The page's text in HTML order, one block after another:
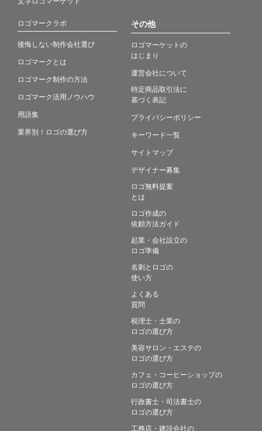
ロゴマークラボ
後悔しない制作会社選び
ロゴマークとは
ロゴマーク制作の方法
ロゴマーク活用ノウハウ
用語集
業界別！ロゴの選び方
その他
ロゴマーケットの
はじまり
運営会社について
特定商品取引法に
基づく表記
プライバシーポリシー
キーワード一覧
サイトマップ
デザイナー募集
ロゴ無料提案
とは
ロゴ作成の
依頼方法ガイド
起業・会社設立の
ロゴ準備
名刺とロゴの
使い方
よくある
質問
税理士・士業の
ロゴの選び方
美容サロン・エステの
ロゴの選び方
カフェ・コーヒーショップの
ロゴの選び方
行政書士・司法書士の
ロゴの選び方
工務店・建設会社の